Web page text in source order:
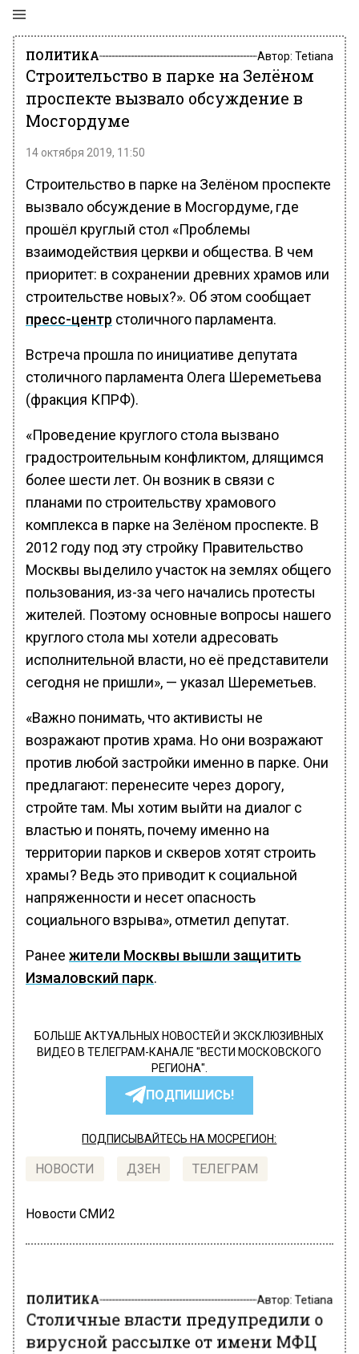
ПОЛИТИКА Автор: Tetiana
Строительство в парке на Зелёном
проспекте вызвало обсуждение в
Мосгордуме
14 октября 2019, 11:50
Строительство в парке на Зелёном проспекте
вызвало обсуждение в Мосгордуме, где
прошёл круглый стол «Проблемы
взаимодействия церкви и общества. В чем
приоритет: в сохранении древних храмов или
строительстве новых?». Об этом сообщает
пресс-центр столичного парламента.
Встреча прошла по инициативе депутата
столичного парламента Олега Шереметьева
(фракция КПРФ).
«Проведение круглого стола вызвано
градостроительным конфликтом, длящимся
более шести лет. Он возник в связи с
планами по строительству храмового
комплекса в парке на Зелёном проспекте. В
2012 году под эту стройку Правительство
Москвы выделило участок на землях общего
пользования, из-за чего начались протесты
жителей. Поэтому основные вопросы нашего
круглого стола мы хотели адресовать
исполнительной власти, но её представители
сегодня не пришли», — указал Шереметьев.
«Важно понимать, что активисты не
возражают против храма. Но они возражают
против любой застройки именно в парке. Они
предлагают: перенесите через дорогу,
стройте там. Мы хотим выйти на диалог с
властью и понять, почему именно на
территории парков и скверов хотят строить
храмы? Ведь это приводит к социальной
напряженности и несет опасность
социального взрыва», отметил депутат.
Ранее жители Москвы вышли защитить
Измаловский парк.
БОЛЬШЕ АКТУАЛЬНЫХ НОВОСТЕЙ И ЭКСКЛЮЗИВНЫХ
ВИДЕО В ТЕЛЕГРАМ-КАНАЛЕ "ВЕСТИ МОСКОВСКОГО
РЕГИОНА".
ПОДПИШИСЬ!
ПОДПИСЫВАЙТЕСЬ НА МОСРЕГИОН:
НОВОСТИ ДЗЕН ТЕЛЕГРАМ
Новости СМИ2
ПОЛИТИКА Автор:Tetiana
Столичные власти предупредили о
вирусной рассылке от имени МФЦ